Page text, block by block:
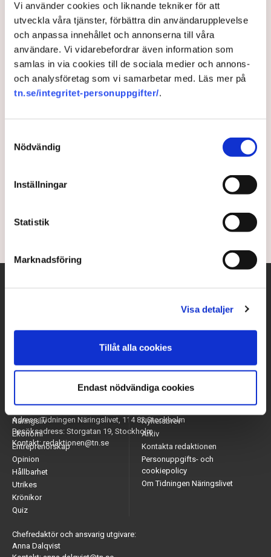
Vi använder cookies och liknande tekniker för att
utveckla våra tjänster, förbättra din användarupplevelse
och anpassa innehållet och annonserna till våra
användare. Vi vidarebefordrar även information som
samlas in via cookies till de sociala medier och annons-
och analysföretag som vi samarbetar med. Läs mer på
tn.se/integritet-personuppgifter/.
Nödvändig
Inställningar
Statistik
Marknadsföring
Visa detaljer
Tillåt alla cookies
Endast nödvändiga cookies
Här är nyckeln för att rädda
Europa – ”Obehagligt
uppvaknande”
tillväxtproblem. Fyra år senare har konkurrenskraften
flyttat in i politikens centrum, men utmaningar
kvarstår. ”Om Tyskland inte får tillbaka sin tillväxt
kommer det drabba Sverige och resten av Europa,
1 month ago |
Adress: Tidningen Näringslivet, 114 82 Stockholm
Besöksadress: Storgatan 19, Stockholm
Kontakt: redaktionen@tn.se
Arbetsmarknad
Näringsliv
Ekonomi
Entreprenörskap
Opinion
Hållbarhet
Utrikes
Krönikor
Quiz
Appar
Nyhetsbrev
Arkiv
Kontakta redaktionen
Personuppgifts- och
cookiepolicy
Om Tidningen Näringslivet
Chefredaktör och ansvarig utgivare:
Anna Dalqvist